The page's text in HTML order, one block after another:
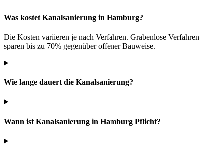
Was kostet Kanalsanierung in Hamburg?
Die Kosten variieren je nach Verfahren. Grabenlose Verfahren
sparen bis zu 70% gegenüber offener Bauweise.
Wie lange dauert die Kanalsanierung?
Wann ist Kanalsanierung in Hamburg Pflicht?